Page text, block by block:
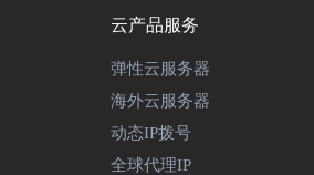
云产品服务
弹性云服务器
海外云服务器
动态IP拨号
全球代理IP